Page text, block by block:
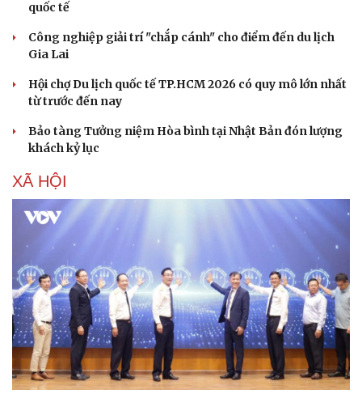
quốc tế
Công nghiệp giải trí "chắp cánh" cho điểm đến du lịch
Gia Lai
Hội chợ Du lịch quốc tế TP.HCM 2026 có quy mô lớn nhất
từ trước đến nay
Bảo tàng Tưởng niệm Hòa bình tại Nhật Bản đón lượng
khách kỷ lục
XÃ HỘI